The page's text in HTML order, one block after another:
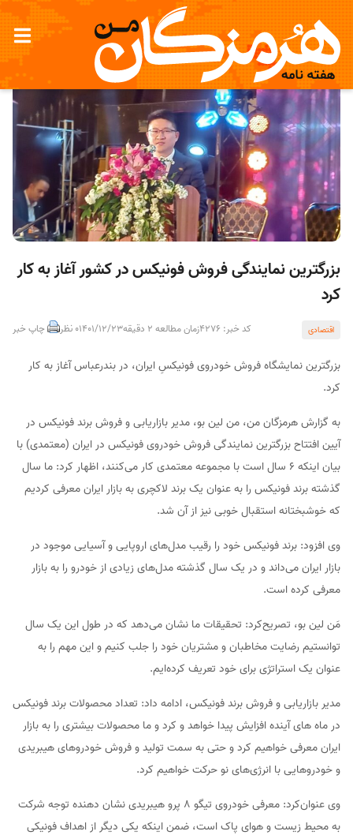
بزرگترین نمایندگی فروش فونیکس در کشور آغاز به کار
کرد
اقتصادی کد خبر: 4276 زمان مطالعه 2 دقیقه 1401/12/230 نظر چاپ خبر
بزرگترین نمایشگاه فروش خودروی فونیکسِ ایران، در بندرعباس آغاز به کار
کرد.
به گزارش هرمزگان من، من‌ لین بو، مدیر بازاریابی و فروش برند فونیکس در
آیین افتتاح بزرگترین نمایندگی فروش خودروی فونیکس در ایران (معتمدی) با
بیان اینکه ۶ سال است با مجموعه معتمدی کار می‌کنند، اظهار کرد: ما سال
گذشته برند فونیکس را به عنوان یک برند لاکچری به بازار ایران معرفی کردیم
که خوشبختانه استقبال خوبی نیز از آن شد.
وی افزود: برند فونیکس خود را رقیب مدل‌های اروپایی و آسیایی موجود در
بازار ایران می‌داند و در یک سال گذشته مدل‌های زیادی از خودرو را به بازار
معرفی کرده است‌.
مَن‌ لین بو، تصریح‌کرد: تحقیقات ما نشان می‌دهد که در طول این یک سال
توانستیم رضایت مخاطبان و مشتریان خود را جلب کنیم و این مهم را به
عنوان یک استراتژی برای خود تعریف کرده‌ایم.
مدیر بازاریابی و فروش برند فونیکس، ادامه داد: تعداد محصولات برند فونیکس
در ماه های آینده افزایش پیدا خواهد و کرد و ما محصولات بیشتری را به بازار
ایران معرفی خواهیم کرد و حتی به سمت تولید و فروش خودروهای هیبریدی
و خودروهایی با انرژی‌های نو حرکت خواهیم کرد.
وی عنوان‌کرد: معرفی خودروی تیگو 8 پرو هیبریدی نشان دهنده توجه شرکت
به محیط زیست و هوای پاک است، ضمن اینکه یکی دیگر از اهداف فونیکی